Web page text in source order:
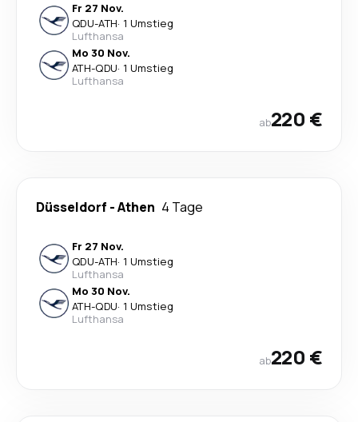
Fr 27 Nov.
QDU-ATH· 1 Umstieg
Lufthansa
Mo 30 Nov.
ATH-QDU· 1 Umstieg
Lufthansa
ab220 €
Düsseldorf -Athen 4 Tage
Fr 27 Nov.
QDU-ATH· 1 Umstieg
Lufthansa
Mo 30 Nov.
ATH-QDU· 1 Umstieg
Lufthansa
ab220 €